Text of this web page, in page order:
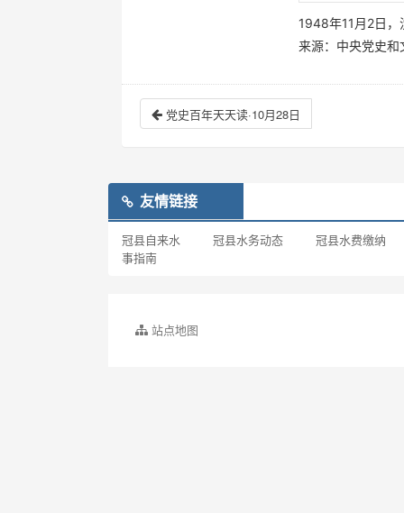
1948年11月2日，
来源：中央党史和
党史百年天天读·10月28日
友情链接
冠县自来水 冠县水务动态
冠县水费缴纳
事指南
站点地图